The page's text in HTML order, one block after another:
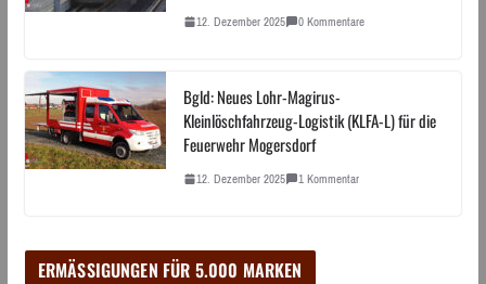
12. Dezember 2025 0 Kommentare
Bgld: Neues Lohr-Magirus-
Kleinlöschfahrzeug-Logistik (KLFA-L) für die
Feuerwehr Mogersdorf
12. Dezember 2025 1 Kommentar
ERMÄSSIGUNGEN FÜR 5.000 MARKEN